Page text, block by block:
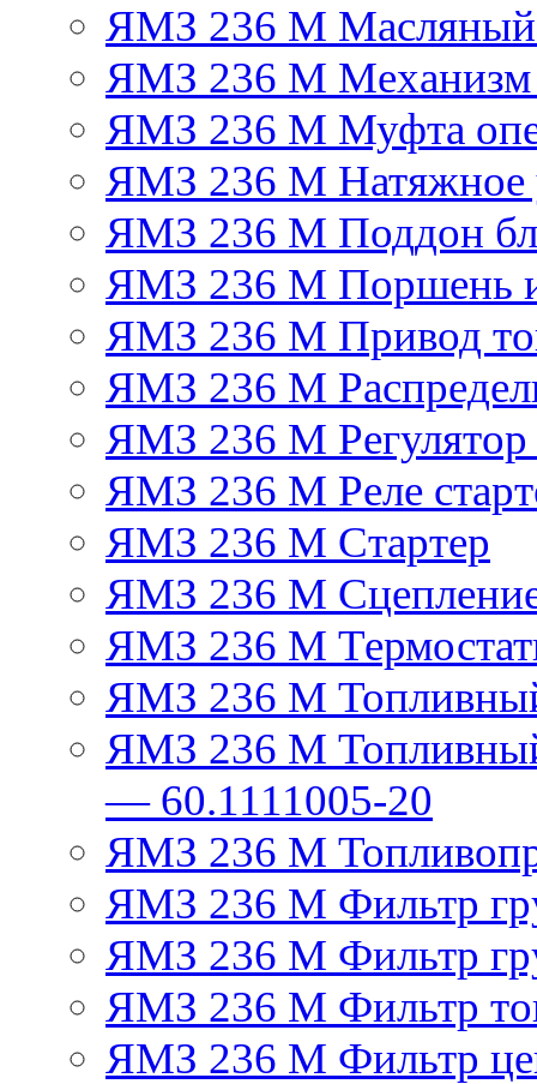
ЯМЗ 236 М Масляный
ЯМЗ 236 М Механизм
ЯМЗ 236 М Муфта
ЯМЗ 236 М Натяжное
ЯМЗ 236 М Поддон
ЯМЗ 236 М Поршень
ЯМЗ 236 М Привод
ЯМЗ 236 М
ЯМЗ 236 М Регулятор
ЯМЗ 236 М Реле
ЯМЗ 236 М Стартер
ЯМЗ 236 М
ЯМЗ 236 М
ЯМЗ 236 М
ЯМЗ 236 М
— 60.1111005-20
ЯМЗ 236 М
ЯМЗ 236 М Фильтр
ЯМЗ 236 М Фильтр
ЯМЗ 236 М Фильтр
ЯМЗ 236 М Фильтр